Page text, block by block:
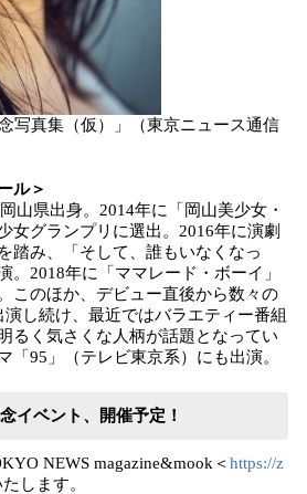
写真集（仮）」（東京ニュース通信
ル＞
山県出身。2014年に「岡山美少女・
女グランプリに選出。2016年に演劇
踏み、「そして、誰もいなくなっ
。2018年に「ママレード・ボーイ」
このほか、デビュー直後から数々の
演し続け、最近ではバラエティー番組
るく気さくな人柄が話題となってい
「95」（テレビ東京系）にも出演。
イベント、開催予定！
NEWS magazine&mook＜https://z
します。